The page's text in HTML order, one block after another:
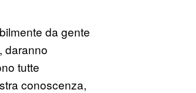
da gente
daranno
tutte
conoscenza,